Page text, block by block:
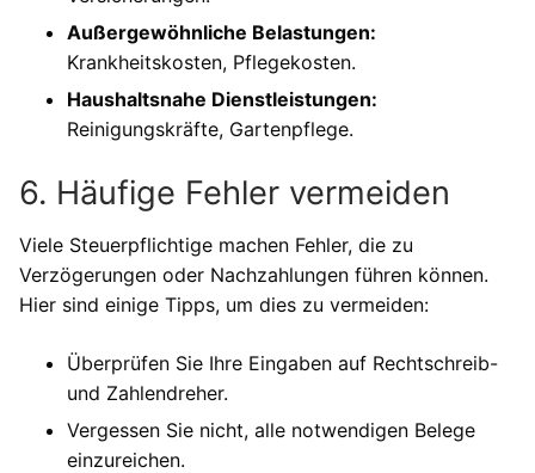
Außergewöhnliche Belastungen:
Krankheitskosten, Pflegekosten.
Haushaltsnahe Dienstleistungen:
Reinigungskräfte, Gartenpflege.
6. Häufige Fehler vermeiden
Viele Steuerpflichtige machen Fehler, die zu
Verzögerungen oder Nachzahlungen führen können.
Hier sind einige Tipps, um dies zu vermeiden:
Überprüfen Sie Ihre Eingaben auf Rechtschreib-
und Zahlendreher.
Vergessen Sie nicht, alle notwendigen Belege
einzureichen.